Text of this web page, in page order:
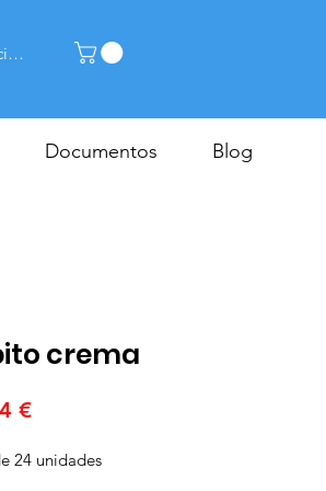
sesión
Documentos Blog
crema
€Precio
24 unidades